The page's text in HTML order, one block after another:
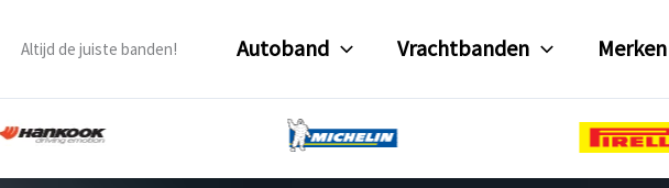
Altijd de juiste banden! Autoband Vrachtbanden Merken